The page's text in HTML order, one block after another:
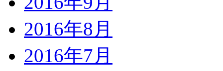
2016年8月
2016年7月